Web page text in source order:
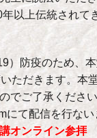
以上伝統されて
）防疫のため、
ただきます。本
でご了承ください
て配信を行な
オンライン参拝